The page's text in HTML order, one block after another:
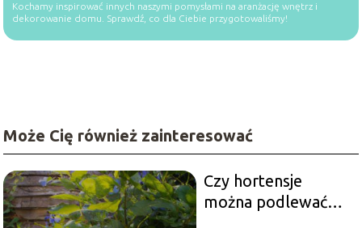
Kochamy inspirować innych naszymi pomysłami na aranżację wnętrz i
dekorowanie domu. Sprawdź, co dla Ciebie przygotowaliśmy!
Może Cię również zainteresować
Czy hortensje
można podlewać